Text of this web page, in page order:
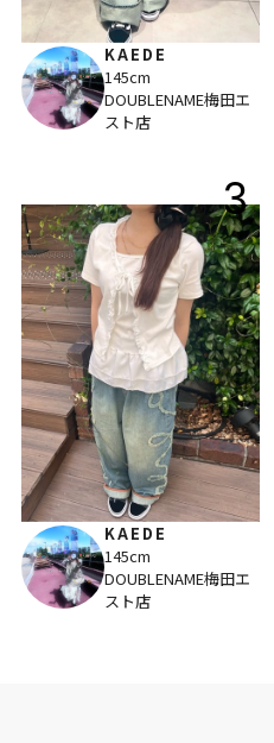
KAEDE
145cm
DOUBLENAME梅田エ
スト店
3
KAEDE
145cm
DOUBLENAME梅田エ
スト店